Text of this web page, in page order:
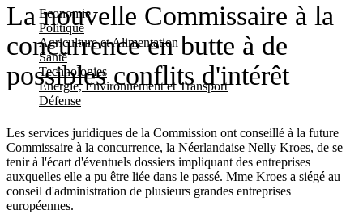
Economie
Politique
Agriculture et Alimentation
Santé
Technologies
Energie, Environnement et Transport
Défense
La nouvelle Commissaire à la
concurrence en butte à de
possibles conflits d'intérêt
Les services juridiques de la Commission ont conseillé à la future
Commissaire à la concurrence, la Néerlandaise Nelly Kroes, de se
tenir à l'écart d'éventuels dossiers impliquant des entreprises
auxquelles elle a pu être liée dans le passé. Mme Kroes a siégé au
conseil d'administration de plusieurs grandes entreprises
européennes.